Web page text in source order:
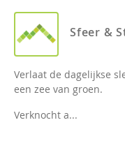
Sfeer &
Verlaat de dagelijkse
een zee van groen.
Verknocht a...